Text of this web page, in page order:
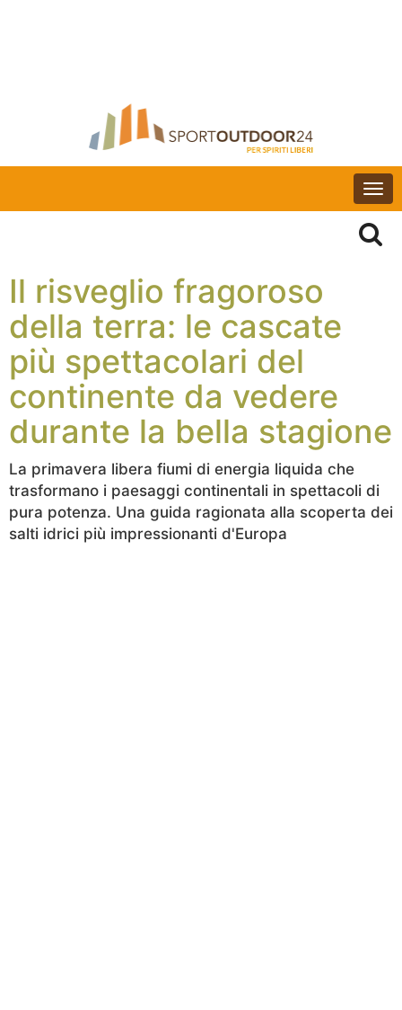
Il risveglio fragoroso
della terra: le cascate
più spettacolari del
continente da vedere
durante la bella stagione
La primavera libera fiumi di energia liquida che
trasformano i paesaggi continentali in spettacoli di
pura potenza. Una guida ragionata alla scoperta dei
salti idrici più impressionanti d'Europa